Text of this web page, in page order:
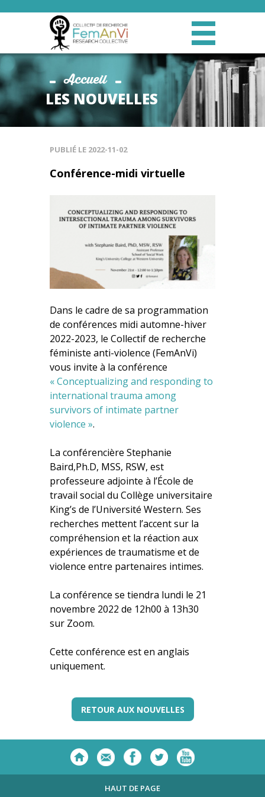
LES NOUVELLES
Accueil
Conférence-midi virtuelle
PUBLIÉ LE 2022-11-02
Dans le cadre de sa programmation
de conférences midi automne-hiver
2022-2023, le Collectif de recherche
féministe anti-violence (FemAnVi)
vous invite à la conférence
« Conceptualizing and responding to
international trauma among
survivors of intimate partner
violence ».
La conférencière Stephanie
Baird,Ph.D, MSS, RSW, est
professeure adjointe à l’École de
travail social du Collège universitaire
King’s de l’Université Western. Ses
recherches mettent l’accent sur la
compréhension et la réaction aux
expériences de traumatisme et de
violence entre partenaires intimes.
La conférence se tiendra lundi le 21
novembre 2022 de 12h00 à 13h30
sur Zoom.
Cette conférence est en anglais
uniquement.
RETOUR AUX NOUVELLES
HAUT DE PAGE